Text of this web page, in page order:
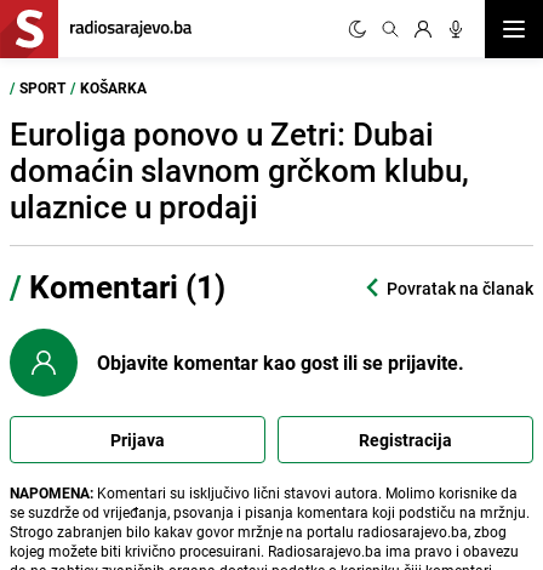
/ SPORT / KOŠARKA
Euroliga ponovo u Zetri: Dubai
domaćin slavnom grčkom klubu,
ulaznice u prodaji
/ Komentari (1) Povratak na članak
Objavite komentar kao gost ili se prijavite.
Prijava Registracija
NAPOMENA: Komentari su isključivo lični stavovi autora. Molimo korisnike da
se suzdrže od vrijeđanja, psovanja i pisanja komentara koji podstiču na mržnju.
Strogo zabranjen bilo kakav govor mržnje na portalu radiosarajevo.ba, zbog
kojeg možete biti krivično procesuirani. Radiosarajevo.ba ima pravo i obavezu